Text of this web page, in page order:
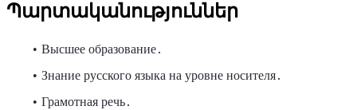
Պարտականություններ
Высшее образование․
Знание русского языка на уровне носителя․
Грамотная речь․